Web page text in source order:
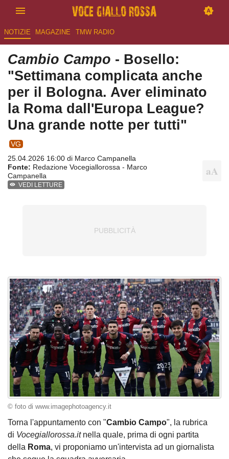
NOTIZIE MAGAZINE TMW RADIO
Cambio Campo - Bosello:
"Settimana complicata anche
per il Bologna. Aver eliminato
la Roma dall'Europa League?
Una grande notte per tutti"
VG
25.04.2026 16:00 di Marco Campanella
Fonte: Redazione Vocegiallorossa - Marco
Campanella
VEDI LETTURE
© foto di www.imagephotoagency.it
Torna l'appuntamento con "Cambio Campo", la rubrica
di Vocegiallorossa.itnella quale, prima di ogni partita
della Roma, vi proponiamo un'intervista ad un giornalista